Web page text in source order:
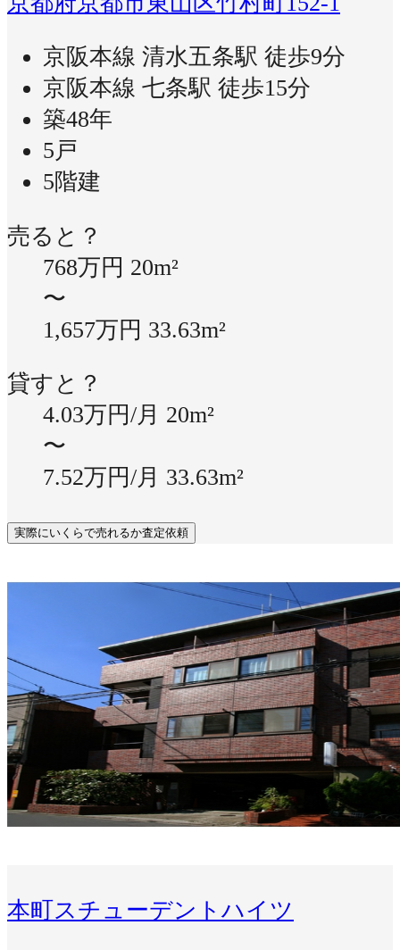
京阪本線 清水五条駅 徒歩9分
京阪本線 七条駅 徒歩15分
築48年
5戸
5階建
売ると？
768万円 20m²
〜
1,657万円 33.63m²
貸すと？
4.03万円/月 20m²
〜
7.52万円/月 33.63m²
実際にいくらで売れるか査定依頼
本町スチューデントハイツ